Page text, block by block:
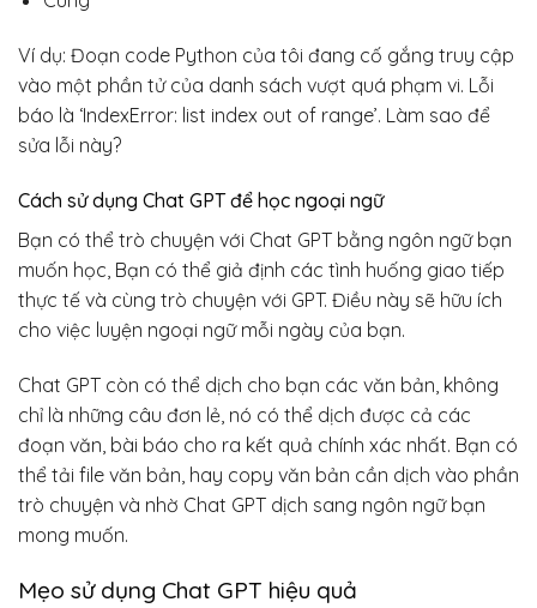
Ví dụ: Đoạn code Python của tôi đang cố gắng truy cập
vào một phần tử của danh sách vượt quá phạm vi. Lỗi
báo là ‘IndexError: list index out of range’. Làm sao để
sửa lỗi này?
Cách sử dụng Chat GPT để học ngoại ngữ
Bạn có thể trò chuyện với Chat GPT bằng ngôn ngữ bạn
muốn học, Bạn có thể giả định các tình huống giao tiếp
thực tế và cùng trò chuyện với GPT. Điều này sẽ hữu ích
cho việc luyện ngoại ngữ mỗi ngày của bạn.
Chat GPT còn có thể dịch cho bạn các văn bản, không
chỉ là những câu đơn lẻ, nó có thể dịch được cả các
đoạn văn, bài báo cho ra kết quả chính xác nhất. Bạn có
thể tải file văn bản, hay copy văn bản cần dịch vào phần
trò chuyện và nhờ Chat GPT dịch sang ngôn ngữ bạn
mong muốn.
Mẹo sử dụng Chat GPT hiệu quả